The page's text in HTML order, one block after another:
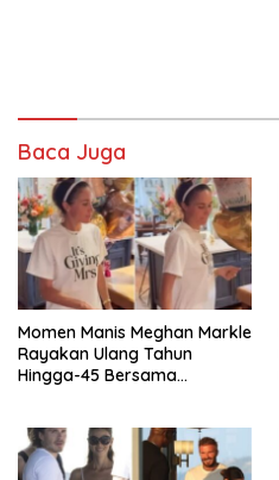
Baca Juga
Momen Manis Meghan Markle
Rayakan Ulang Tahun
Hingga-45 Bersama